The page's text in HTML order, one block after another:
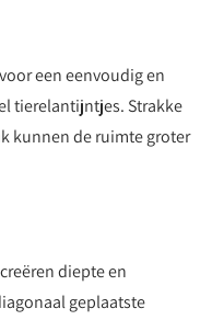
een eenvoudig en
tierelantijntjes. Strakke
kunnen de ruimte groter
diepte en
geplaatste